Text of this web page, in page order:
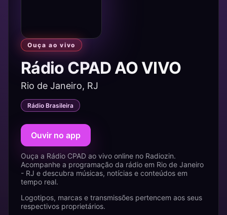
Ouça ao vivo
Rádio CPAD AO VIVO
Rio de Janeiro, RJ
Rádio Brasileira
Ouvir no app
Ouça a Rádio CPAD ao vivo online no Radiozin.
Acompanhe a programação da rádio em Rio de Janeiro
- RJ e descubra músicas, notícias e conteúdos em
tempo real.
Logotipos, marcas e transmissões pertencem aos seus
respectivos proprietários.